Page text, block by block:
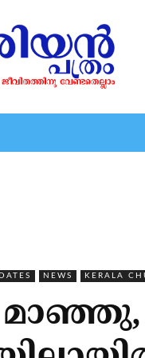
NEWS KERALA